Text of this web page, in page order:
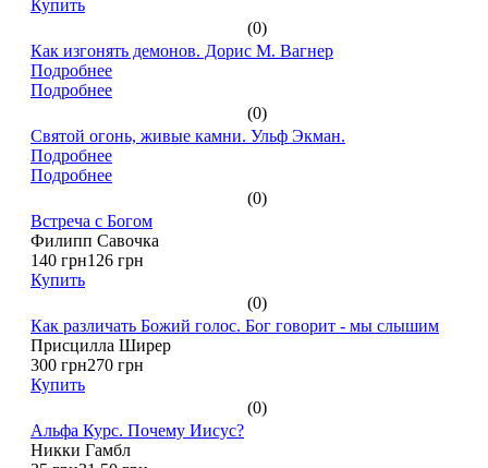
Купить
(0)
Как изгонять демонов. Дорис М. Вагнер
Подробнее
Подробнее
(0)
Святой огонь, живые камни. Ульф Экман.
Подробнее
Подробнее
(0)
Встреча с Богом
Филипп Савочка
140 грн126 грн
Купить
(0)
Как различать Божий голос. Бог говорит - мы слышим
Присцилла Ширер
300 грн270 грн
Купить
(0)
Альфа Курс. Почему Иисус?
Никки Гамбл